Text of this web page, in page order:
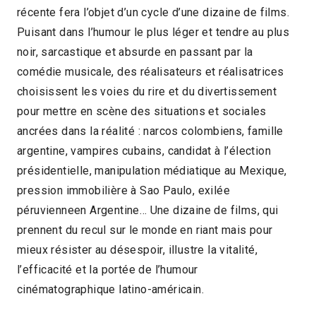
récente fera l’objet d’un cycle d’une dizaine de films.
Puisant dans l’humour le plus léger et tendre au plus
noir, sarcastique et absurde en passant par la
comédie musicale, des réalisateurs et réalisatrices
choisissent les voies du rire et du divertissement
pour mettre en scène des situations et sociales
ancrées dans la réalité : narcos colombiens, famille
argentine, vampires cubains, candidat à l’élection
présidentielle, manipulation médiatique au Mexique,
pression immobilière à Sao Paulo, exilée
péruvienneen Argentine… Une dizaine de films, qui
prennent du recul sur le monde en riant mais pour
mieux résister au désespoir, illustre la vitalité,
l’efficacité et la portée de l’humour
cinématographique latino-américain.